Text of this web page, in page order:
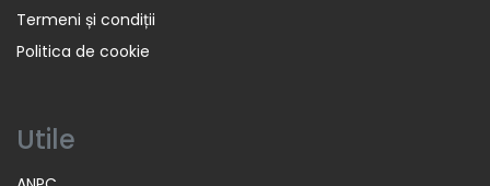
Termeni și condiții
Politica de cookie
Utile